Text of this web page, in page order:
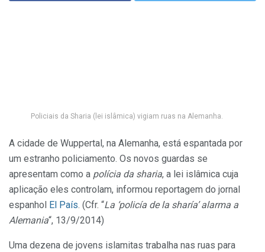
Policiais da Sharia (lei islâmica) vigiam ruas na Alemanha.
A cidade de Wuppertal, na Alemanha, está espantada por
um estranho policiamento. Os novos guardas se
apresentam como a polícia da sharia, a lei islâmica cuja
aplicação eles controlam, informou reportagem do jornal
espanhol El País. (Cfr. “La ‘policía de la sharía’ alarma a
Alemania“, 13/9/2014)
Uma dezena de jovens islamitas trabalha nas ruas para